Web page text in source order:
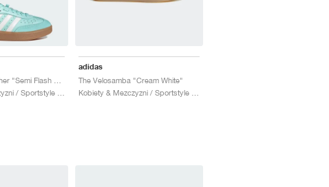
adidas
The Velosamba "Cream White"